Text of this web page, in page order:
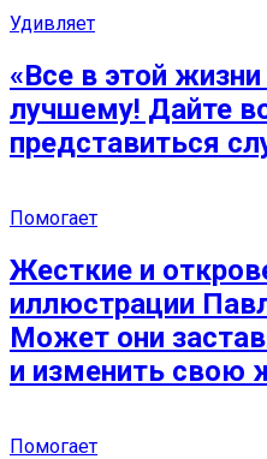
Удивляет
«Все в этой
лучшему! Дайте
представиться
Помогает
Жесткие и
иллюстрации
Может они
и изменить свою
Помогает